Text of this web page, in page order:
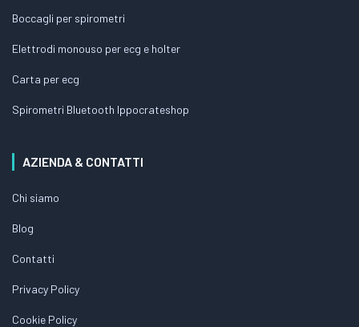
Boccagli per spirometri
Elettrodi monouso per ecg e holter
Carta per ecg
Spirometri Bluetooth Ippocrateshop
AZIENDA & CONTATTI
Chi siamo
Blog
Contatti
Privacy Policy
Cookie Policy